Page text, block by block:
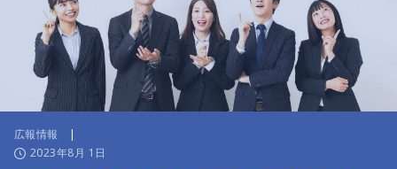
広報情報
|
2023年8月 1日